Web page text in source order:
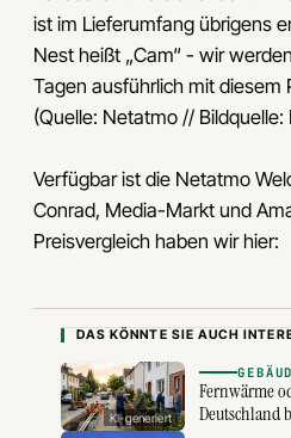
ist im Lieferumfang übrigens
Nest heißt „Cam“ - wir
Tagen ausführlich mit diesem
(Quelle: Netatmo // Bildquelle:
Verfügbar ist die Netatmo
Conrad, Media-Markt und
Preisvergleich haben wir hier:
DAS KÖNNTE SIE AUCH
KI-generiert
Fernwärme
Deutschland